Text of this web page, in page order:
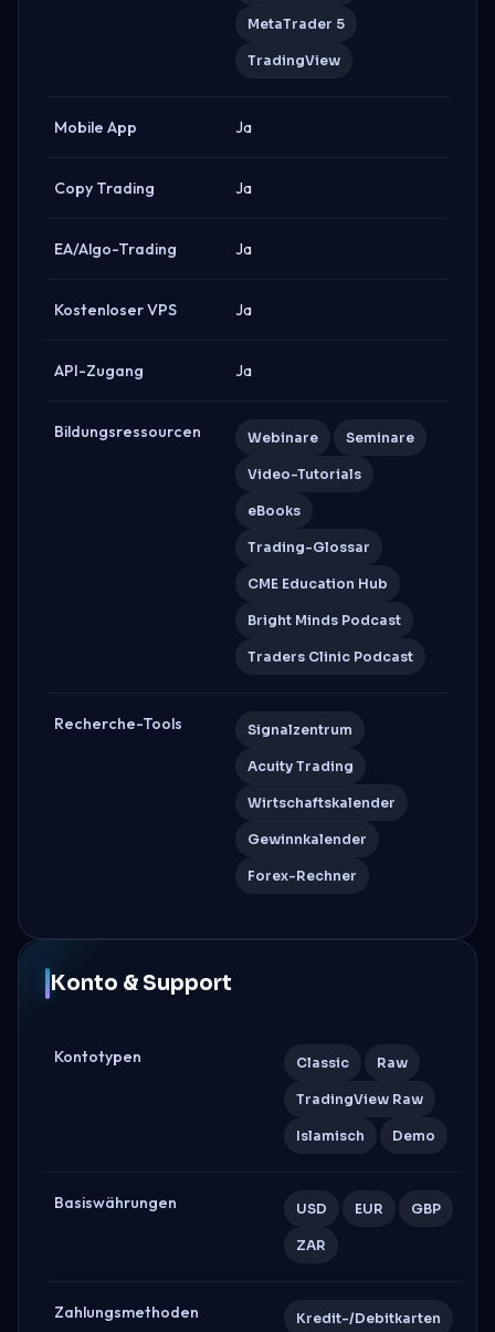
MetaTrader 5
TradingView
Mobile App Ja
Copy Trading Ja
EA/Algo-Trading Ja
Kostenloser VPS Ja
API-Zugang Ja
Bildungsressourcen Webinare Seminare
Video-Tutorials
eBooks
Trading-Glossar
CME Education Hub
Bright Minds Podcast
Traders Clinic Podcast
Recherche-Tools Signalzentrum
Acuity Trading
Wirtschaftskalender
Gewinnkalender
Forex-Rechner
Konto & Support
Kontotypen Classic Raw
TradingView Raw
Islamisch Demo
Basiswährungen USD EUR GBP
ZAR
Zahlungsmethoden Kredit-/Debitkarten